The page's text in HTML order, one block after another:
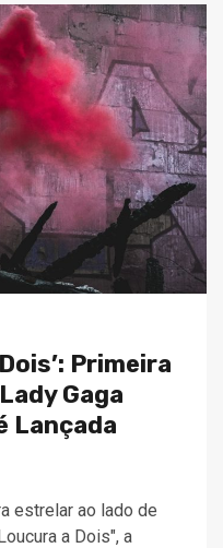
Primeira
Gaga
Lançada
estrelar ao lado de
a Dois", a